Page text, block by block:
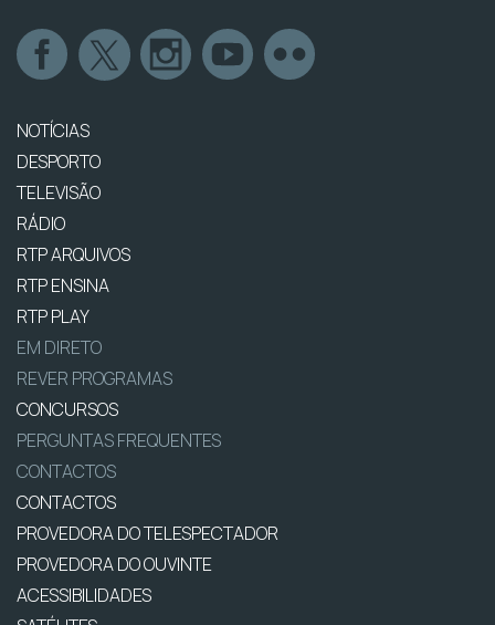
NOTÍCIAS
DESPORTO
TELEVISÃO
RÁDIO
RTP ARQUIVOS
RTP ENSINA
RTP PLAY
EM DIRETO
REVER PROGRAMAS
CONCURSOS
PERGUNTAS FREQUENTES
CONTACTOS
CONTACTOS
PROVEDORA DO TELESPECTADOR
PROVEDORA DO OUVINTE
ACESSIBILIDADES